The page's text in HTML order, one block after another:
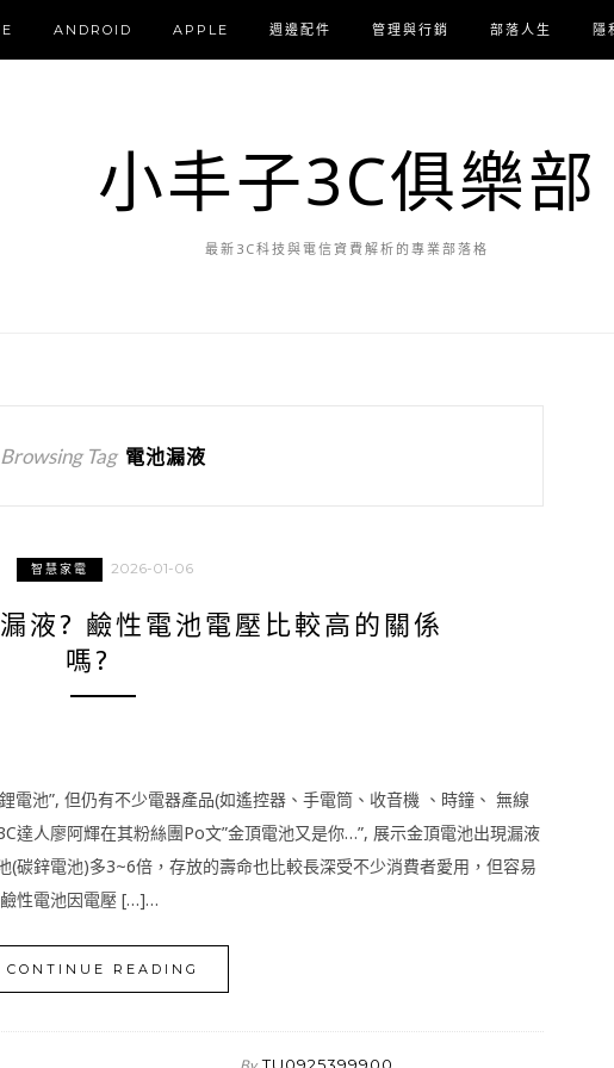
ANDROID APPLE 週邊配件 管理與行銷 部落人生 隱
小丰子3C俱樂部
最新3C科技與電信資費解析的專業部落格
Browsing Tag 電池漏液
智慧家電 2026-01-06
液? 鹼性電池電壓比較高的關係
嗎?
電池”, 但仍有不少電器產品(如遙控器、手電筒、收音機 、時鐘、 無線
達人廖阿輝在其粉絲團Po文”金頂電池又是你…”, 展示金頂電池出現漏液
(碳鋅電池)多3~6倍，存放的壽命也比較長深受不少消費者愛用，但容易
性電池因電壓 […]…
CONTINUE READING